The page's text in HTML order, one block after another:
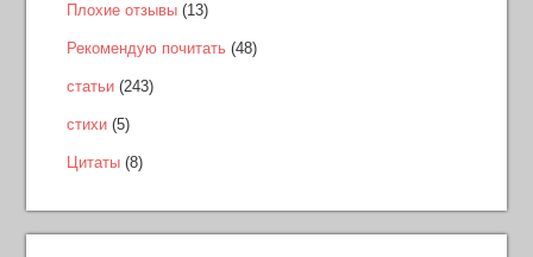
Плохие отзывы (13)
Рекомендую почитать (48)
статьи (243)
стихи (5)
Цитаты (8)